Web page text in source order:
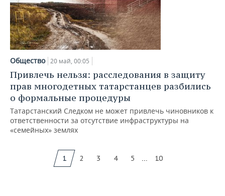
Общество 20 май, 00:05
Привлечь нельзя: расследования в защиту
прав многодетных татарстанцев разбились
о формальные процедуры
Татарстанский Следком не может привлечь чиновников к
ответственности за отсутствие инфраструктуры на
«семейных» землях
1 2 3 4 5 ... 10